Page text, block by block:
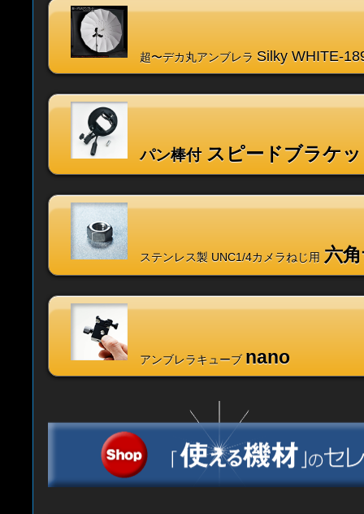
超〜デカ丸アンブレラ Silky WHITE-
パン棒付スピードブラケ
ステンレス製 UNC1/4カメラねじ用 六
アンブレラキューブ nano